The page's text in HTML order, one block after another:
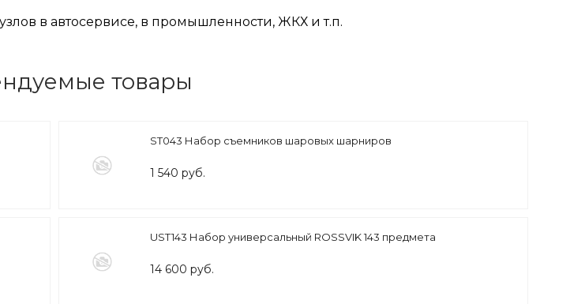
в автосервисе, в промышленности, ЖКХ и т.п.
товары
ST043 Набор съемников шаровых шарниров
1 540 руб.
UST143 Набор универсальный ROSSVIK 143 предмета
14 600 руб.